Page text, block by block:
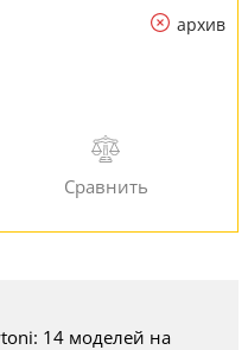
архив
14 моделей на